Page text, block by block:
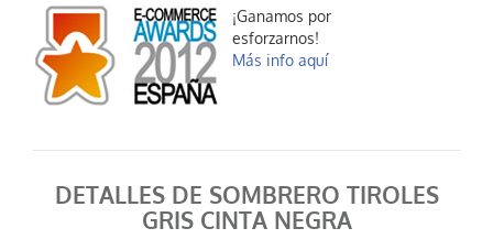
¡Ganamos por
esforzarnos!
Más info aquí
DETALLES DE SOMBRERO TIROLES
GRIS CINTA NEGRA